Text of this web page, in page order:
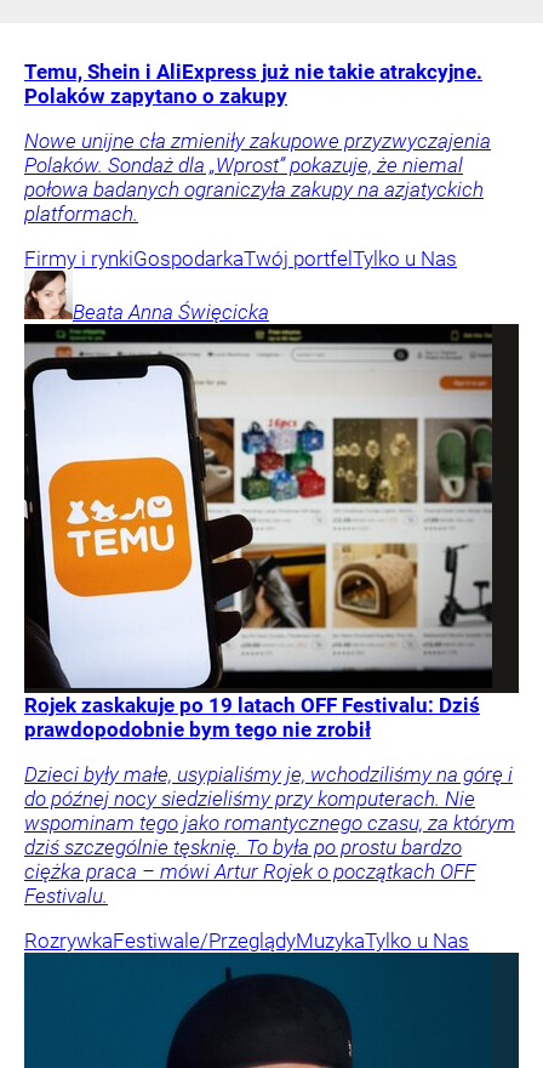
Temu, Shein i AliExpress już nie takie atrakcyjne.
Polaków zapytano o zakupy
Nowe unijne cła zmieniły zakupowe przyzwyczajenia
Polaków. Sondaż dla „Wprost” pokazuje, że niemal
połowa badanych ograniczyła zakupy na azjatyckich
platformach.
Firmy i rynkiGospodarkaTwój portfel Tylko u Nas
Beata Anna Święcicka
Rojek zaskakuje po 19 latach OFF Festivalu: Dziś
prawdopodobnie bym tego nie zrobił
Dzieci były małe, usypialiśmy je, wchodziliśmy na górę i
do późnej nocy siedzieliśmy przy komputerach. Nie
wspominam tego jako romantycznego czasu, za którym
dziś szczególnie tęsknię. To była po prostu bardzo
ciężka praca – mówi Artur Rojek o początkach OFF
Festivalu.
RozrywkaFestiwale/PrzeglądyMuzykaTylko u Nas